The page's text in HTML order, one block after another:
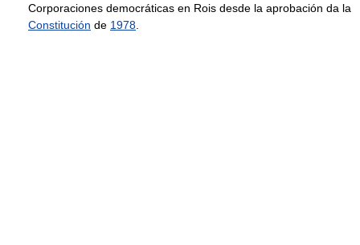
Corporaciones democráticas en Rois desde la aprobación da la
Constitución de 1978